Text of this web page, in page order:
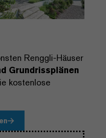
Renggli-Häuser
Grundrissplänen
kostenlose